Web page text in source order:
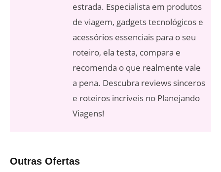
estrada. Especialista em produtos
de viagem, gadgets tecnológicos e
acessórios essenciais para o seu
roteiro, ela testa, compara e
recomenda o que realmente vale
a pena. Descubra reviews sinceros
e roteiros incríveis no Planejando
Viagens!
Outras Ofertas